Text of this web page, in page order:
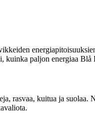
paljon energiaa
rasvaa, kuitua ja